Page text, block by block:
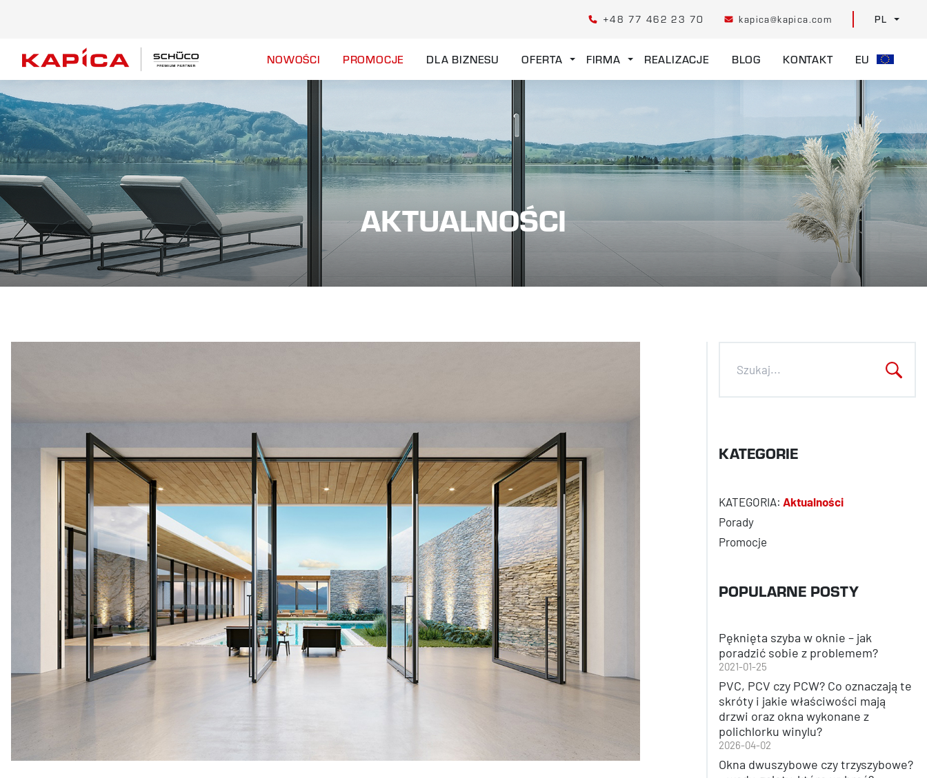
+48 77 462 23 70 kapica@kapica.com PL
NOWOŚCI PROMOCJE DLA BIZNESU OFERTA FIRMA REALIZACJE BLOG KONTAKT EU
AKTUALNOŚCI
KATEGORIE
Aktualności
Porady
Promocje
POPULARNE POSTY
Pęknięta szyba w oknie – jak
poradzić sobie z problemem?
2021-01-25
PVC, PCV czy PCW? Co oznaczają te
skróty i jakie właściwości mają
drzwi oraz okna wykonane z
polichlorku winylu?
2026-04-02
Okna dwuszybowe czy trzyszybowe?